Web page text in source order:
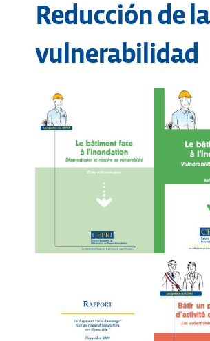
Reducción de la
vulnerabilidad